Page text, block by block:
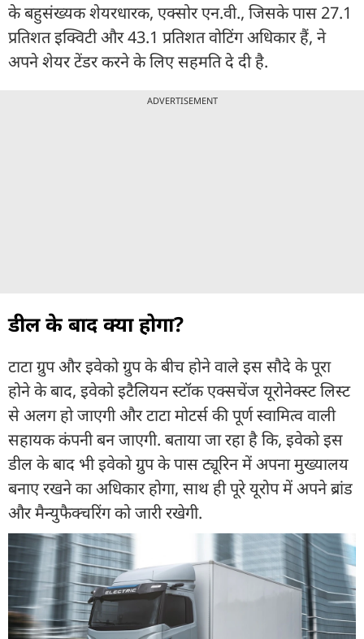
के बहुसंख्यक शेयरधारक, एक्सोर एन.वी., जिसके पास 27.1
प्रतिशत इक्विटी और 43.1 प्रतिशत वोटिंग अधिकार हैं, ने
अपने शेयर टेंडर करने के लिए सहमति दे दी है.
ADVERTISEMENT
डील के बाद क्या होगा?
टाटा ग्रुप और इवेको ग्रुप के बीच होने वाले इस सौदे के पूरा
होने के बाद, इवेको इटैलियन स्टॉक एक्सचेंज यूरोनेक्स्ट लिस्ट
से अलग हो जाएगी और टाटा मोटर्स की पूर्ण स्वामित्व वाली
सहायक कंपनी बन जाएगी. बताया जा रहा है कि, इवेको इस
डील के बाद भी इवेको ग्रुप के पास ट्यूरिन में अपना मुख्यालय
बनाए रखने का अधिकार होगा, साथ ही पूरे यूरोप में अपने ब्रांड
और मैन्युफैक्चरिंग को जारी रखेगी.